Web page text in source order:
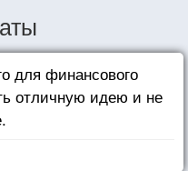
для финансового
отличную идею и не